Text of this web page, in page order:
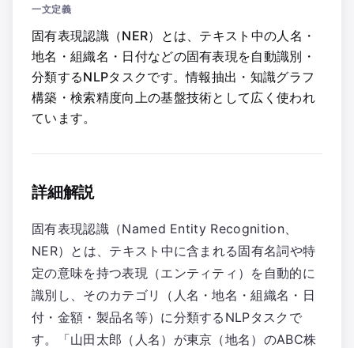
一文定義
固有表現認識（NER）とは、テキスト中の人名・
地名・組織名・日付などの固有表現を自動識別・
分類するNLPタスクです。情報抽出・知識グラフ
構築・検索精度向上の基盤技術として広く使われ
ています。
詳細解説
固有表現認識（Named Entity Recognition、
NER）とは、テキスト中に含まれる固有名詞や特
定の意味を持つ表現（エンティティ）を自動的に
識別し、そのカテゴリ（人名・地名・組織名・日
付・金額・製品名等）に分類するNLPタスクで
す。「山田太郎（人名）が東京（地名）のABC株